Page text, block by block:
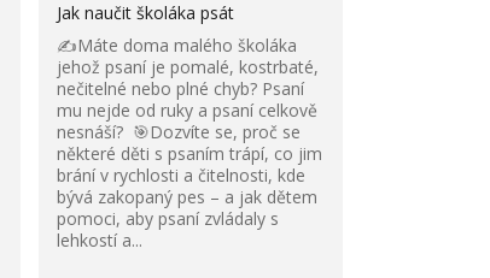
Jak naučit školáka psát
✍️Máte doma malého školáka
jehož psaní je pomalé, kostrbaté,
nečitelné nebo plné chyb? Psaní
mu nejde od ruky a psaní celkově
nesnáší? 🎯Dozvíte se, proč se
některé děti s psaním trápí, co jim
brání v rychlosti a čitelnosti, kde
bývá zakopaný pes – a jak dětem
pomoci, aby psaní zvládaly s
lehkostí a...